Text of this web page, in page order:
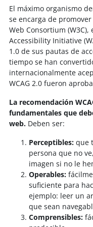
El máximo organismo
se encarga de
Web Consortium
Accessibility Initiative
1.0 de sus pautas de
tiempo se han
internacionalmente
WCAG 2.0 fueron
La recomendación
fundamentales que
web. Deben ser:
Perceptibles:que
persona que no
imagen si no le
Operables:
suficiente para
ejemplo: leer un
que sean
Comprensibles: